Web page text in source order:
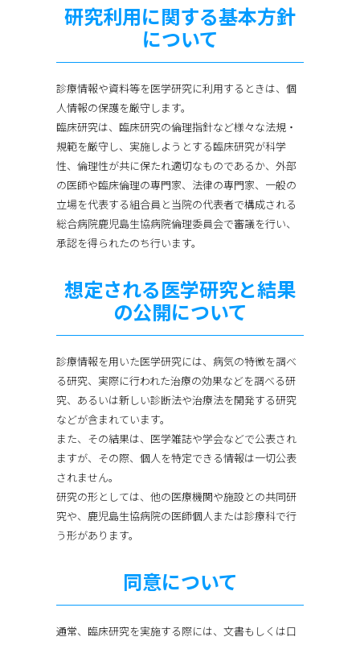
研究利用に関する基本方針
について
診療情報や資料等を医学研究に利用するときは、個
人情報の保護を厳守します。
臨床研究は、臨床研究の倫理指針など様々な法規・
規範を厳守し、実施しようとする臨床研究が科学
性、倫理性が共に保たれ適切なものであるか、外部
の医師や臨床倫理の専門家、法律の専門家、一般の
立場を代表する組合員と当院の代表者で構成される
総合病院鹿児島生協病院倫理委員会で審議を行い、
承認を得られたのち行います。
想定される医学研究と結果
の公開について
診療情報を用いた医学研究には、病気の特徴を調べ
る研究、実際に行われた治療の効果などを調べる研
究、あるいは新しい診断法や治療法を開発する研究
などが含まれています。
また、その結果は、医学雑誌や学会などで公表され
ますが、その際、個人を特定できる情報は一切公表
されません。
研究の形としては、他の医療機関や施設との共同研
究や、鹿児島生協病院の医師個人または診療科で行
う形があります。
同意について
通常、臨床研究を実施する際には、文書もしくは口